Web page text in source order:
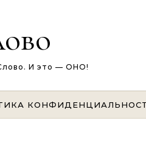
И это — ОНО!